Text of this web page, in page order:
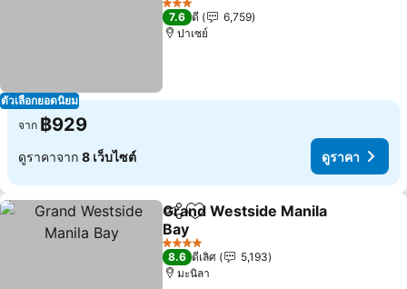
ตัวเลือกยอดนิยม
ดูราคา
3 ดาว
7.6 ดี
6,759
ปาเซย์
จาก ฿929
ดูราคาจาก 8 เว็บไซต์ ดูราคา
แชร์ เพิ่มในรายการโปรด
Grand Westside Manila
Bay
ดูราคา
4 ดาว
8.6 ดีเลิศ
5,193
มะนิลา